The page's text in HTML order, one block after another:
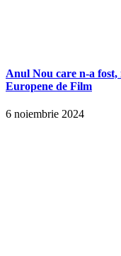
Anul Nou care n-a
Europene de Film
6 noiembrie 2024